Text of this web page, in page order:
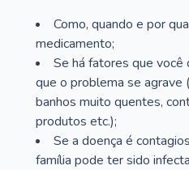
Como, quando e por
medicamento;
Se há fatores que
que o problema se agrave
banhos muito quentes,
produtos etc.);
Se a doença é
família pode ter sido